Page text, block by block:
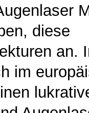
diese
an.
im